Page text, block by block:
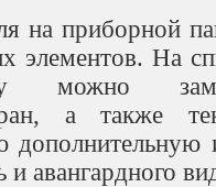
на приборной
элементов. На
можно
а также
и авангардного